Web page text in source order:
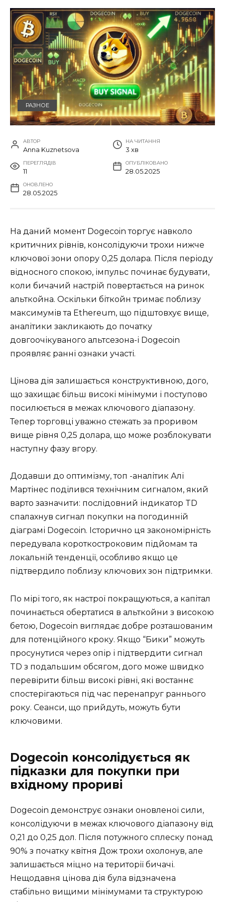
РАЗНОЕ
АВТОР
Anna Kuznetsova
НА ЧИТАННЯ
3 хв
ПЕРЕГЛЯДІВ
11
ОПУБЛІКОВАНО
28.05.2025
ОНОВЛЕНО
28.05.2025
На даний момент Dogecoin торгує навколо
критичних рівнів, консолідуючи трохи нижче
ключової зони опору 0,25 долара. Після періоду
відносного спокою, імпульс починає будувати,
коли бичачий настрій повертається на ринок
альткойна. Оскільки біткойн тримає поблизу
максимумів та Ethereum, що підштовхує вище,
аналітики закликають до початку
довгоочікуваного альтсезона-і Dogecoin
проявляє ранні ознаки участі.
Цінова дія залишається конструктивною, дого,
що захищає більш високі мінімуми і поступово
посилюється в межах ключового діапазону.
Тепер торговці уважно стежать за проривом
вище рівня 0,25 долара, що може розблокувати
наступну фазу вгору.
Додавши до оптимізму, топ -аналітик Алі
Мартінес поділився технічним сигналом, який
варто зазначити: послідовний індикатор TD
спалахнув сигнал покупки на погодинній
діаграмі Dogecoin. Історично ця закономірність
передувала короткостроковим підйомам та
локальній тенденції, особливо якщо це
підтвердило поблизу ключових зон підтримки.
По мірі того, як настрої покращуються, а капітал
починається обертатися в альткойни з високою
бетою, Dogecoin виглядає добре розташованим
для потенційного кроку. Якщо “Бики” можуть
просунутися через опір і підтвердити сигнал
TD з подальшим обсягом, дого може швидко
перевірити більш високі рівні, які востаннє
спостерігаються під час перенапруг раннього
року. Сеанси, що прийдуть, можуть бути
ключовими.
Dogecoin консолідується як
підказки для покупки при
вхідному прориві
Dogecoin демонструє ознаки оновленої сили,
консолідуючи в межах ключового діапазону від
0,21 до 0,25 дол. Після потужного сплеску понад
90% з початку квітня Дож трохи охолонув, але
залишається міцно на території бичачі.
Нещодавня цінова дія була відзначена
стабільно вищими мінімумами та структурою